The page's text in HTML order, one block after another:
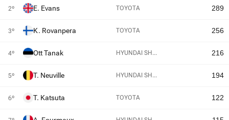
2º E. Evans TOYOTA 289
3º K. Rovanpera TOYOTA 256
4º Ott Tanak HYUNDAI SH... 216
5º T. Neuville HYUNDAI SH... 194
6º T. Katsuta TOYOTA 122